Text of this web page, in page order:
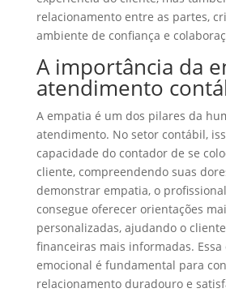
relacionamento entre as partes,
ambiente de confiança e
A importância da
atendimento
A empatia é um dos pilares da
atendimento. No setor contábil,
capacidade do contador de se
cliente, compreendendo suas
demonstrar empatia, o
consegue oferecer orientações
personalizadas, ajudando o
financeiras mais informadas. Essa
emocional é fundamental para
relacionamento duradouro e